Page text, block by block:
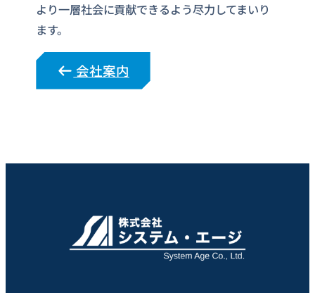
より一層社会に貢献できるよう尽力してまいり
ます。
会社案内